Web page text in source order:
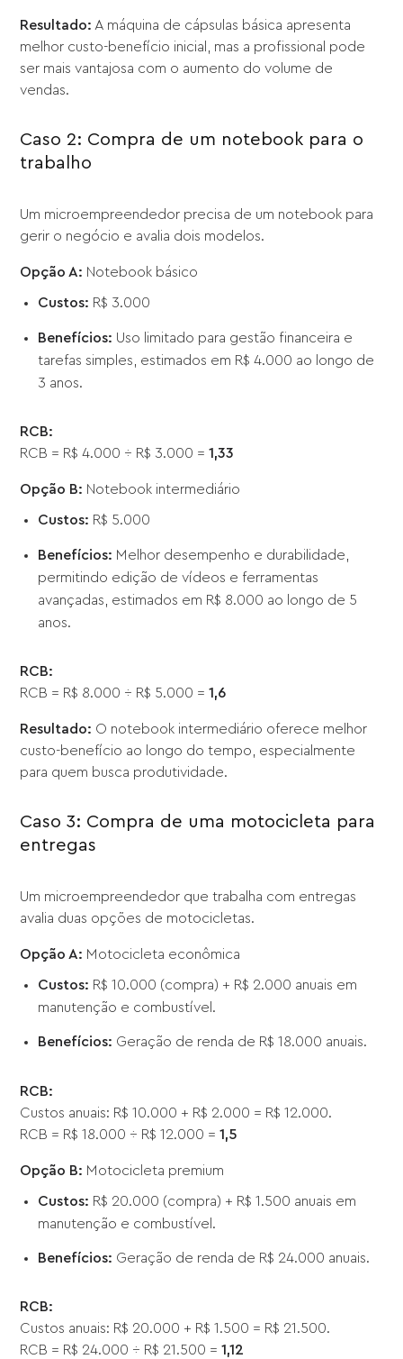
Resultado: A máquina de cápsulas básica apresenta
melhor custo-benefício inicial, mas a profissional pode
ser mais vantajosa com o aumento do volume de
vendas.
Caso 2: Compra de um notebook para o
trabalho
Um microempreendedor precisa de um notebook para
gerir o negócio e avalia dois modelos.
Opção A: Notebook básico
Custos: R$ 3.000
Benefícios: Uso limitado para gestão financeira e
tarefas simples, estimados em R$ 4.000 ao longo de
3 anos.
RCB:
RCB = R$ 4.000 ÷ R$ 3.000 =1,33
Opção B: Notebook intermediário
Custos: R$ 5.000
Benefícios: Melhor desempenho e durabilidade,
permitindo edição de vídeos e ferramentas
avançadas, estimados em R$ 8.000 ao longo de 5
anos.
RCB:
RCB = R$ 8.000 ÷ R$ 5.000 =1,6
Resultado: O notebook intermediário oferece melhor
custo-benefício ao longo do tempo, especialmente
para quem busca produtividade.
Caso 3: Compra de uma motocicleta para
entregas
Um microempreendedor que trabalha com entregas
avalia duas opções de motocicletas.
Opção A: Motocicleta econômica
Custos: R$ 10.000 (compra) + R$ 2.000 anuais em
manutenção e combustível.
Benefícios: Geração de renda de R$ 18.000 anuais.
RCB:
Custos anuais: R$ 10.000 + R$ 2.000 = R$ 12.000.
RCB = R$ 18.000 ÷ R$ 12.000 =1,5
Opção B: Motocicleta premium
Custos: R$ 20.000 (compra) + R$ 1.500 anuais em
manutenção e combustível.
Benefícios: Geração de renda de R$ 24.000 anuais.
RCB:
Custos anuais: R$ 20.000 + R$ 1.500 = R$ 21.500.
RCB = R$ 24.000 ÷ R$ 21.500 =1,12